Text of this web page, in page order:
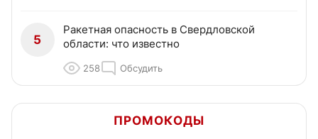
5
Ракетная опасность в Свердловской
области: что известно
258 Обсудить
ПРОМОКОДЫ